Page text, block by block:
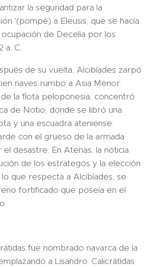
la seguridad para la
'(pompé) a Eleusis, que se hacía
de Decelia por los
a. C.
de su vuelta, Alcibíades zarpó
naves rumbo a Asia Menor.
de la flota peloponesia, concentró
de Notio, donde se libró una
y una escuadra ateniense.
con el grueso de la armada
desastre. En Atenas, la noticia
de los estrategos y la elección
que respecta a Alcibíades, se
fortificado que poseía en el
fue nombrado navarca de la
a Lisandro.​ Calicrátidas